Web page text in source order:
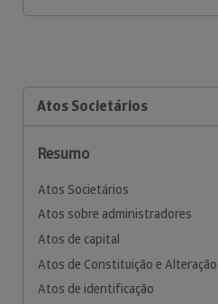
Atos Societários
Resumo
Atos Societários
Atos sobre administradores
Atos de capital
Atos de Constituição e Alteração
Atos de identificação